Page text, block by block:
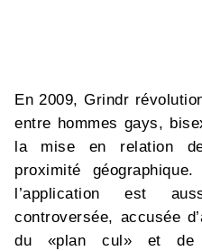
En 2009, Grindr
entre hommes gays,
la mise en relation
proximité
l’application est
controversée, accusée
du «plan cul» et de